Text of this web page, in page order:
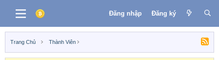
Đăng nhập Đăng ký
Trang Chủ Thành Viên